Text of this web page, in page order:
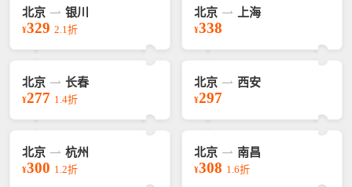
北京 银川
¥329 2.1折
北京 上海
¥338
北京 长春
¥277 1.4折
北京 西安
¥297
北京 杭州
¥300 1.2折
北京 南昌
¥308 1.6折